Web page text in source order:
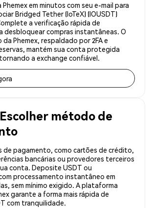
em minutos com seu e-mail para
Bridged Tether (IoTeX) (IOUSDT)
a verificação rápida de
desbloquear compras instantâneas. O
Phemex, respaldado por 2FA e
mantém sua conta protegida
a exchange confiável.
método de
de pagamento, como cartões de crédito,
bancárias ou provedores terceiros
conta. Deposite USDT ou
processamento instantâneo em
sem mínimo exigido. A plataforma
garante a forma mais rápida de
com tranquilidade.